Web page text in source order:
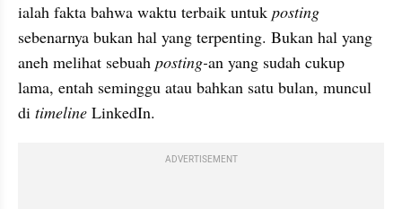
ialah fakta bahwa waktu terbaik untuk posting
sebenarnya bukan hal yang terpenting. Bukan hal yang
aneh melihat sebuah posting-an yang sudah cukup
lama, entah seminggu atau bahkan satu bulan, muncul
di timeline LinkedIn.
ADVERTISEMENT